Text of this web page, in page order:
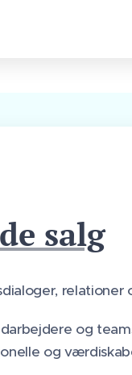
salg
relationer
og
og